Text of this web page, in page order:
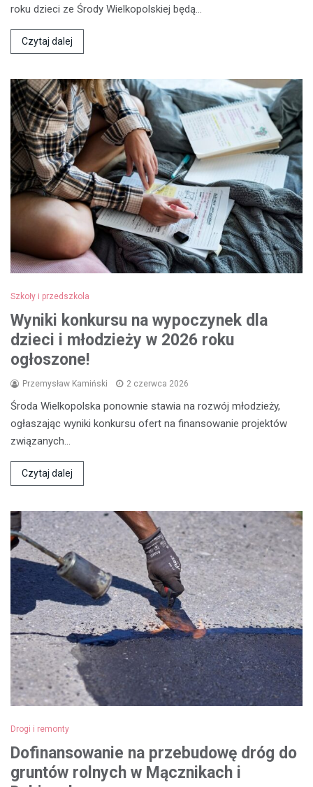
roku dzieci ze Środy Wielkopolskiej będą…
Czytaj dalej
Szkoły i przedszkola
Wyniki konkursu na wypoczynek dla
dzieci i młodzieży w 2026 roku
ogłoszone!
Przemysław Kamiński 2 czerwca 2026
Środa Wielkopolska ponownie stawia na rozwój młodzieży,
ogłaszając wyniki konkursu ofert na finansowanie projektów
związanych…
Czytaj dalej
Drogi i remonty
Dofinansowanie na przebudowę dróg do
gruntów rolnych w Mącznikach i